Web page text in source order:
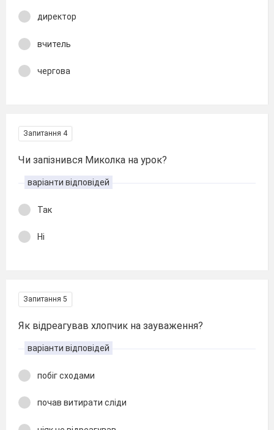
директор
вчитель
чергова
Запитання 4
Чи запізнився Миколка на урок?
варіанти відповідей
Так
Ні
Запитання 5
Як відреагував хлопчик на зауваження?
варіанти відповідей
побіг сходами
почав витирати сліди